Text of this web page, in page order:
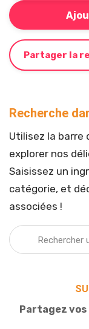
Bouton pour
Partager la
Recherche
Utilisez la barre
explorer nos
Saisissez un
catégorie, et
associées !
Partagez